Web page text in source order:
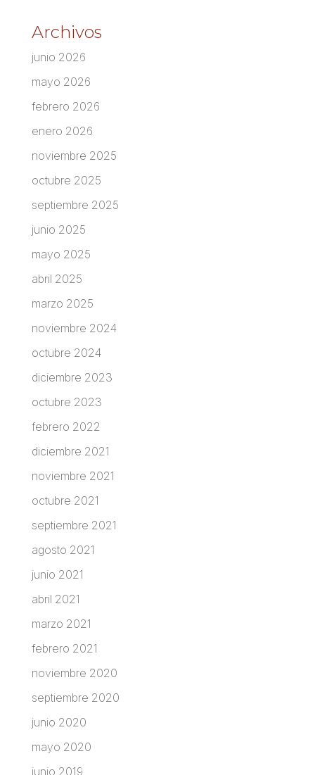
Archivos
junio 2026
mayo 2026
febrero 2026
enero 2026
noviembre 2025
octubre 2025
septiembre 2025
junio 2025
mayo 2025
abril 2025
marzo 2025
noviembre 2024
octubre 2024
diciembre 2023
octubre 2023
febrero 2022
diciembre 2021
noviembre 2021
octubre 2021
septiembre 2021
agosto 2021
junio 2021
abril 2021
marzo 2021
febrero 2021
noviembre 2020
septiembre 2020
junio 2020
mayo 2020
junio 2019